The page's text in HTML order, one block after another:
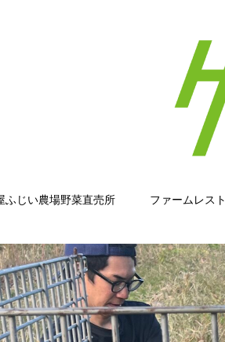
ふじい農場野菜直売所 ファームレス